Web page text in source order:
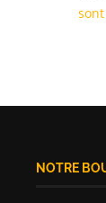
NOTRE